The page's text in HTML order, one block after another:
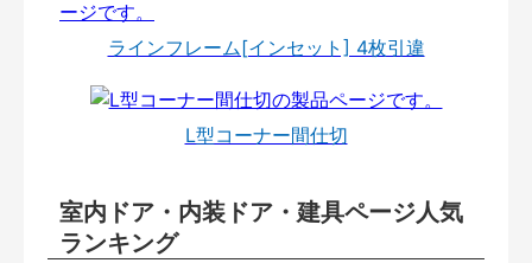
ラインフレーム[インセット] 4枚引違
L型コーナー間仕切
室内ドア・内装ドア・建具ページ人気
ランキング